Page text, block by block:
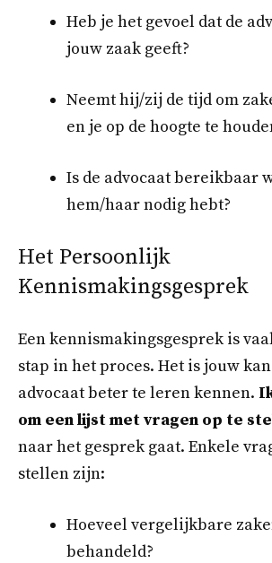
Heb je het gevoel dat de
jouw zaak geeft?
Neemt hij/zij de tijd om
en je op de hoogte te
Is de advocaat bereikbaar
hem/haar nodig hebt?
Het Persoonlijk
Kennismakingsgesprek
Een kennismakingsgesprek is
stap in het proces. Het is jouw
advocaat beter te leren kennen.
om een lijst met vragen op te
naar het gesprek gaat. Enkele
stellen zijn:
Hoeveel vergelijkbare
behandeld?